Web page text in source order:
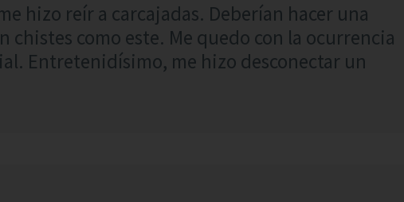
hizo reír a carcajadas. Deberían hacer una
chistes como este. Me quedo con la ocurrencia
Entretenidísimo, me hizo desconectar un